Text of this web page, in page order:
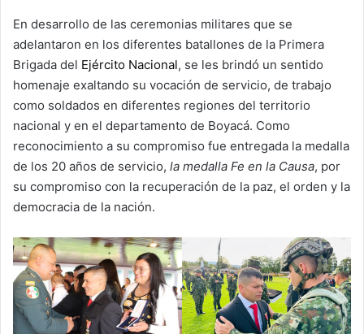
En desarrollo de las ceremonias militares que se
adelantaron en los diferentes batallones de la Primera
Brigada del Ejército Nacional, se les brindó un sentido
homenaje exaltando su vocación de servicio, de trabajo
como soldados en diferentes regiones del territorio
nacional y en el departamento de Boyacá. Como
reconocimiento a su compromiso fue entregada la medalla
de los 20 años de servicio, la medalla Fe en la Causa, por
su compromiso con la recuperación de la paz, el orden y la
democracia de la nación.